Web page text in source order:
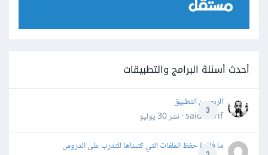
أحدث أسئلة البرامج والتطبيقات
3
الربح من التطبيق
said darif · نشر
30 يوليو
ما فائدة حفظ الملفات التي كتبناها للتدرب على الدروس